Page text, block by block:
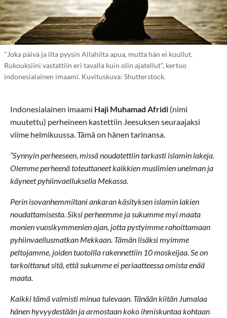
"Joka päivä ja ilta pyysin Allahilta apua, mutta hän ei kuullut.
Rukouksiini vastattiin eri tavalla kuin olin ajatellut", kertoo
indonesialainen imaami. Kuvituskuva: Shutterstock.
Indonesialainen imaami Haji Muhamad Afridi (nimi
muutettu) perheineen kastettiin Jeesuksen seuraajaksi
viime helmikuussa. Tämä on hänen tarinansa.
“Synnyin perheeseen, missä noudatettiin tarkasti islamin lakeja.
Olemme perheenä toteuttaneet kaikkien muslimien unelman ja
käyneet pyhiinvaelluksella Mekassa.
Perin isovanhemmiltani ankaran käsityksen islamin lakien
noudattamisesta. Siksi perheemme ja sukumme myi maata
monien vuosikymmenien ajan, jotta pystyimme rahoittamaan
pyhiinvaellusmatkan Mekkaan. Tämän lisäksi myimme
peltojamme, joiden tuotoilla rakennettiin 10 moskeijaa. Se on
tarkoittanut sitä, että sukumme ei periaatteessa omista enää
maata.
Kaikki tämä valmisti minua tulevaan. Tänään kiitän Jumalaa
hänen hyvyydestään ja armostaan koko ihmiskuntaa kohtaan